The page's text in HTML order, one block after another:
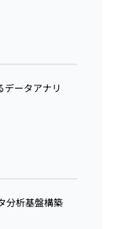
データアナリ
分析基盤構築